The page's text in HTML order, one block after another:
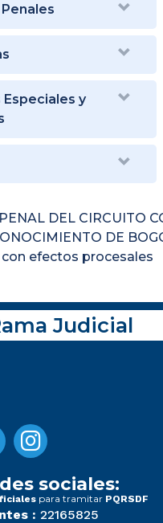
y
DEL CIRCUITO
DE
efectos procesales
Judicial
sociales:
para tramitar PQRSDF
: 22165825